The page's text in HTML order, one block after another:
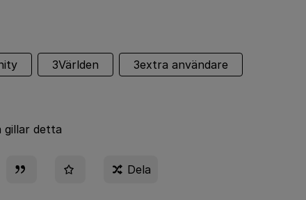
3Världen 3extra användare
gillar detta
Dela